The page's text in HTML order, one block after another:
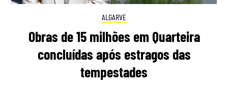
ALGARVE
Obras de 15 milhões em Quarteira
concluídas após estragos das
tempestades